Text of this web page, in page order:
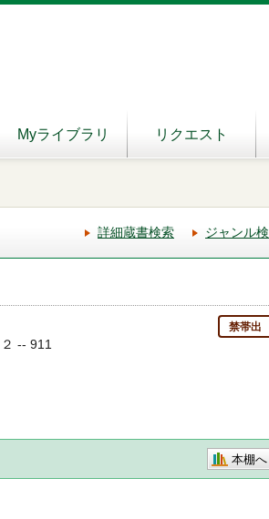
Myライブラリ リクエスト
詳細蔵書検索 ジャンル
禁帯出
-- 911
本棚へ